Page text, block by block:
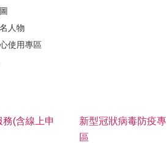
人物
使用專區
務(含線上申
新型冠狀病毒防疫專
區